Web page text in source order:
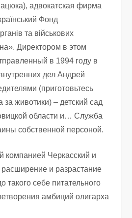
адвокатская фирма
Фонд
та вiйськових
Директором в этом
в 1994 году в
дел Андрей
(приготовьтесь
за животики) – детский сад
области и… Служба
собственной персоной.
компанией Черкасский и
и разрастание
такого себе питательного
амбиций олигарха